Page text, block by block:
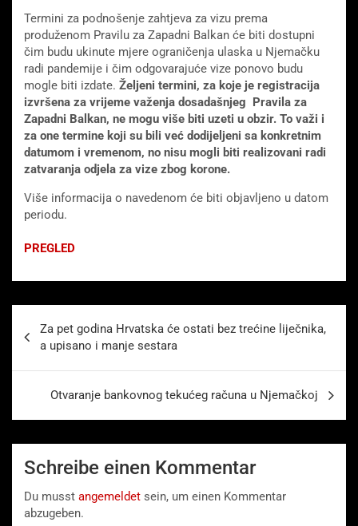
Termini za podnošenje zahtjeva za vizu prema
produženom Pravilu za Zapadni Balkan će biti dostupni
čim budu ukinute mjere ograničenja ulaska u Njemačku
radi pandemije i čim odgovarajuće vize ponovo budu
mogle biti izdate. Željeni termini, za koje je registracija
izvršena za vrijeme važenja dosadašnjeg Pravila za
Zapadni Balkan, ne mogu više biti uzeti u obzir. To važi i
za one termine koji su bili već dodijeljeni sa konkretnim
datumom i vremenom, no nisu mogli biti realizovani radi
zatvaranja odjela za vize zbog korone.
Više informacija o navedenom će biti objavljeno u datom
periodu.
PREGLED
Za pet godina Hrvatska će ostati bez trećine liječnika,
a upisano i manje sestara
Otvaranje bankovnog tekućeg računa u Njemačkoj
Schreibe einen Kommentar
Du musst angemeldet sein, um einen Kommentar
abzugeben.